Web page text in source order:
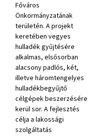
Főváros
Önkormányzatának
területén. A projekt
keretében vegyes
hulladék gyűjtésére
alkalmas, elsősorban
alacsony padlós, két,
illetve háromtengelyes
hulladékbegyűjtő
célgépek beszerzésére
kerül sor. A fejlesztés
célja a lakossági
szolgáltatás